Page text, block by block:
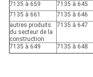
7135 à 659
7135 à 645
7135 à 661
7135 à 646
autres produits
du secteur de la
construction
7135 à 647
7135 à 649 7135 à 648